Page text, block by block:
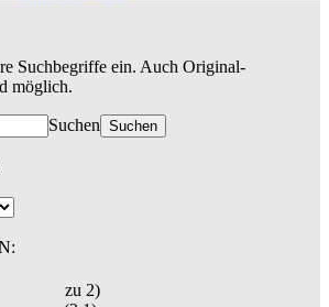
Suchbegriffe ein. Auch Original-
möglich.
Suchen Suchen
zu 2)